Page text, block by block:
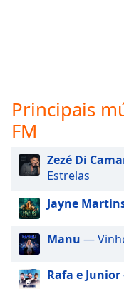
selected
Track
Picture
Fullscreen
This
modal
Principais
FM
Zezé Di
Estrelas
Jayne
Manu —
Rafa e Junior